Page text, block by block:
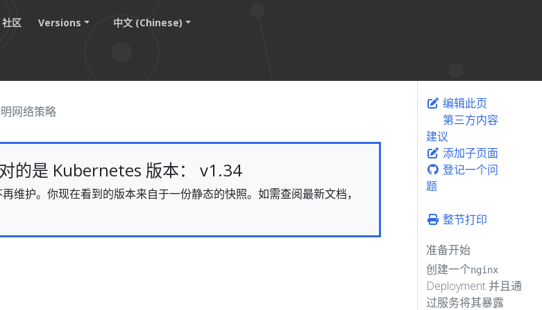
社区 Versions 中文 (Chinese)
网络策略
的是 Kubernetes 版本： v1.34
维护。你现在看到的版本来自于一份静态的快照。如需查阅最新文档，
编辑此页
第三方内容
建议
添加子页面
登记一个问
题
整节打印
准备开始
创建一个nginx
Deployment 并且通
过服务将其暴露